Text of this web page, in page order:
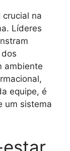
na
Líderes
ambiente
equipe, é
um sistema